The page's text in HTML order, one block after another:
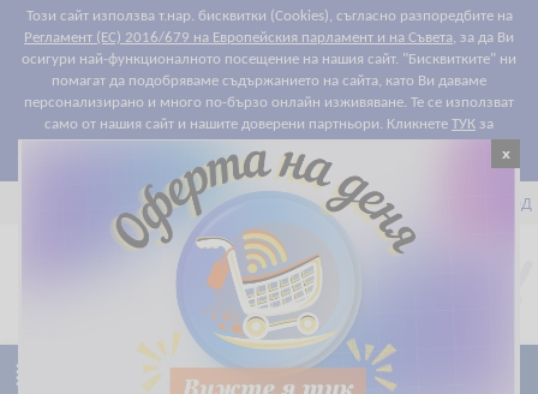
Този сайт използва т.нар. бисквитки (Cookies), съгласно разпоредбите на
Регламент (ЕС) 2016/679 на Европейския парламент и на Съвета, за да Ви
осигури най-функционалното посещение на нашия сайт. "Бисквитките" ни
помагат да подобряваме съдържанието на сайта, като Ви даваме
персонализирано и много по-бързо онлайн изживяване. Те се използват
само от нашия сайт и нашите доверени партньори. Кликнете ТУК за
подробности относно правилата за "бисквитките".
 РЕГИСТРАЦИЯ ВХОД
 Намаления
x